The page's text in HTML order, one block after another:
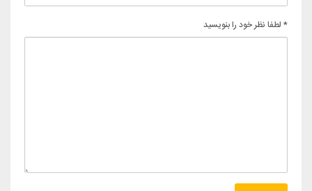
* لطفا نظر خود را بنویسید